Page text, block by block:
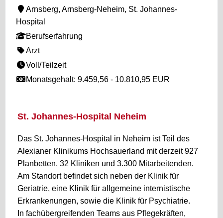
Arnsberg, Arnsberg-Neheim, St. Johannes-
Hospital
Berufserfahrung
Arzt
Voll/Teilzeit
Monatsgehalt: 9.459,56 - 10.810,95 EUR
St. Johannes-Hospital Neheim
Das St. Johannes-Hospital in Neheim ist Teil des
Alexianer Klinikums Hochsauerland mit derzeit 927
Planbetten, 32 Kliniken und 3.300 Mitarbeitenden.
Am Standort befindet sich neben der Klinik für
Geriatrie, eine Klinik für allgemeine internistische
Erkrankenungen, sowie die Klinik für Psychiatrie.
In fachübergreifenden Teams aus Pflegekräften,